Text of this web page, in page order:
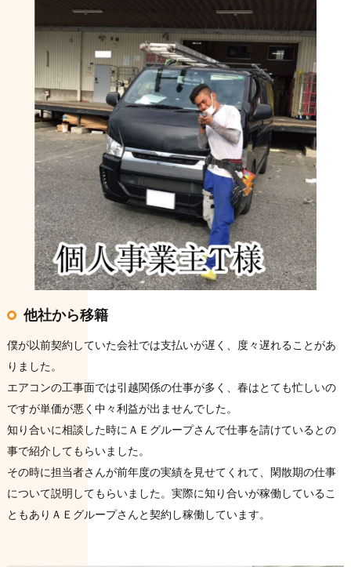
他社から移籍
僕が以前契約していた会社では支払いが遅く、度々遅れることがあ
りました。
エアコンの工事面では引越関係の仕事が多く、春はとても忙しいの
ですが単価が悪く中々利益が出ませんでした。
知り合いに相談した時にＡＥグループさんで仕事を請けているとの
事で紹介してもらいました。
その時に担当者さんが前年度の実績を見せてくれて、閑散期の仕事
について説明してもらいました。実際に知り合いが稼働しているこ
ともありＡＥグループさんと契約し稼働しています。